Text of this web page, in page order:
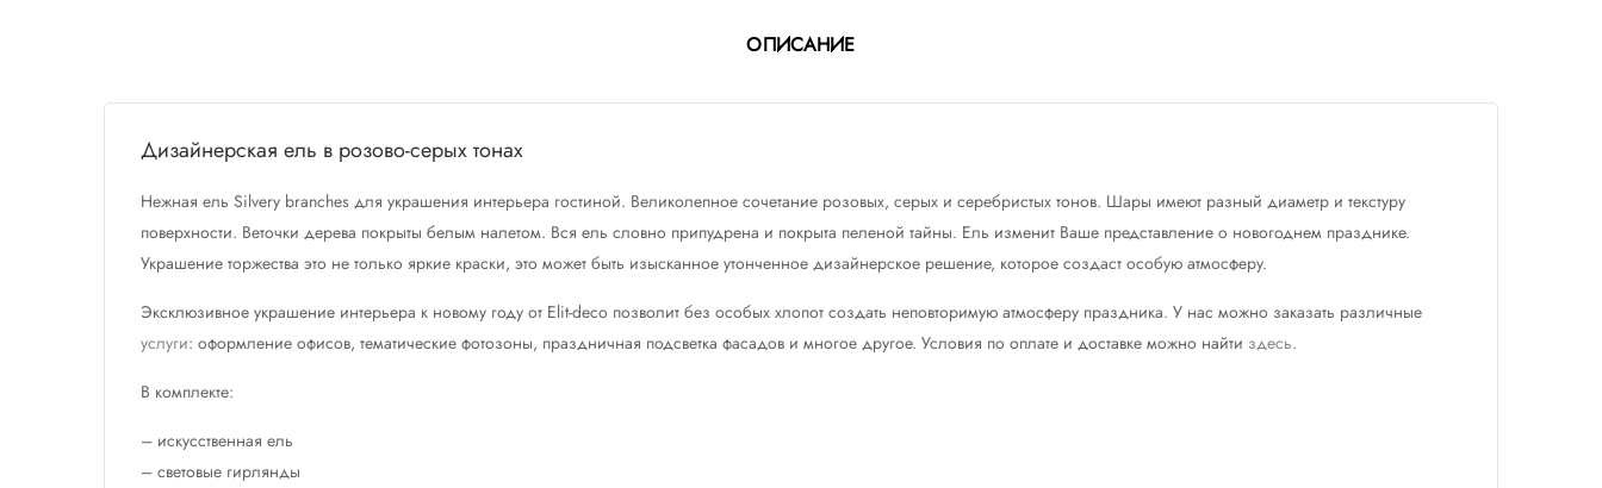
ОПИСАНИЕ
Дизайнерская ель в розово-серых тонах
Нежная ель Silvery branches для украшения интерьера гостиной. Великолепное сочетание розовых, серых и серебристых тонов. Шары имеют разный диаметр и текстуру
поверхности. Веточки дерева покрыты белым налетом. Вся ель словно припудрена и покрыта пеленой тайны. Ель изменит Ваше представление о новогоднем празднике.
Украшение торжества это не только яркие краски, это может быть изысканное утонченное дизайнерское решение, которое создаст особую атмосферу.
Эксклюзивное украшение интерьера к новому году от Elit-deco позволит без особых хлопот создать неповторимую атмосферу праздника. У нас можно заказать различные
услуги: оформление офисов, тематические фотозоны, праздничная подсветка фасадов и многое другое. Условия по оплате и доставке можно найти здесь.
В комплекте:
– искусственная ель
– световые гирлянды